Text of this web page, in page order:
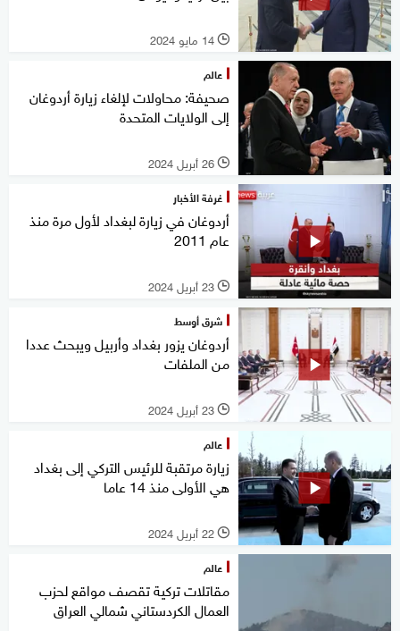
l 14 مايو 2024
عالم
صحيفة: محاولات لإلغاء زيارة أردوغان
إلى الولايات المتحدة
l 26 أبريل 2024
غرفة الأخبار
أردوغان في زيارة لبغداد لأول مرة منذ
عام 2011
l 23 أبريل 2024
شرق أوسط
أردوغان يزور بغداد وأربيل ويبحث عددا
من الملفات
l 23 أبريل 2024
عالم
زيارة مرتقبة للرئيس التركي إلى بغداد
هي الأولى منذ 14 عاما
l 22 أبريل 2024
عالم
مقاتلات تركية تقصف مواقع لحزب
العمال الكردستاني شمالي العراق